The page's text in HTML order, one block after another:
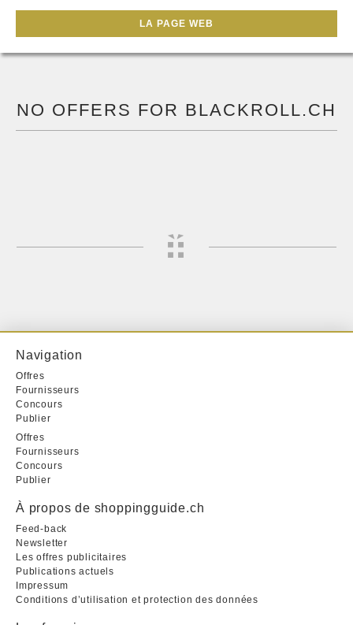
LA PAGE WEB
NO OFFERS FOR BLACKROLL.CH
Navigation
Offres
Fournisseurs
Concours
Publier
Offres
Fournisseurs
Concours
Publier
À propos de shoppingguide.ch
Feed-back
Newsletter
Les offres publicitaires
Publications actuels
Impressum
Conditions d’utilisation et protection des données